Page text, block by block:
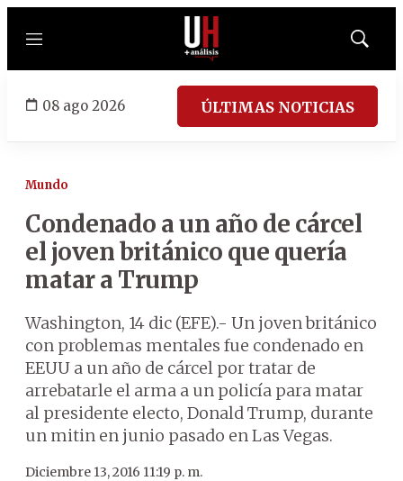
Menú
Mostrar
08 ago 2026 ÚLTIMAS NOTICIAS
Mundo
Condenado a un año de cárcel
el joven británico que quería
matar a Trump
Washington, 14 dic (EFE).- Un joven británico
con problemas mentales fue condenado en
EEUU a un año de cárcel por tratar de
arrebatarle el arma a un policía para matar
al presidente electo, Donald Trump, durante
un mitin en junio pasado en Las Vegas.
Diciembre 13, 2016 11:19 p. m.